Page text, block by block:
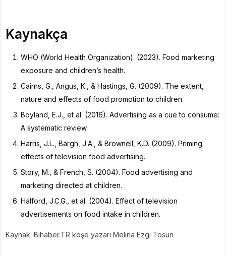
Kaynakça
WHO (World Health Organization). (2023). Food marketing
exposure and children’s health.
Cairns, G., Angus, K., & Hastings, G. (2009). The extent,
nature and effects of food promotion to children.
Boyland, E.J., et al. (2016). Advertising as a cue to consume:
A systematic review.
Harris, J.L., Bargh, J.A., & Brownell, K.D. (2009). Priming
effects of television food advertising.
Story, M., & French, S. (2004). Food advertising and
marketing directed at children.
Halford, J.C.G., et al. (2004). Effect of television
advertisements on food intake in children.
Kaynak: Bihaber.TR köşe yazarı Melina Ezgi Tosun